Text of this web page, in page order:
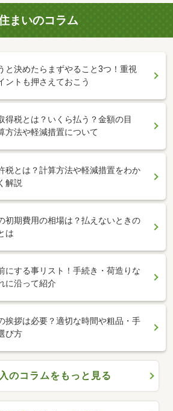
まいのコラム
と決めたらまずやること3つ！重視
ントも押さえておこう
得税とは？いくら払う？金額の目
方法や軽減措置について
税とは？計算方法や軽減措置をわか
解説
初期費用の相場は？払えないときの
は
にする事リスト！手続き・荷造りな
に沿って紹介
挨拶は必要？適切な時間や粗品・手
び方
のコラムをもっと見る